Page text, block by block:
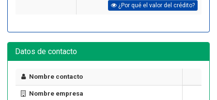
¿Por qué el valor del crédito?
Datos de contacto
Nombre contacto
Nombre empresa